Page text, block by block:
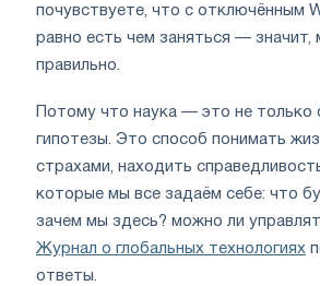
почувствуете, что с отключённым
равно есть чем заняться — значит,
правильно.
Потому что наука — это не
гипотезы. Это способ понимать
страхами, находить
которые мы все задаём себе: что
зачем мы здесь? можно ли
Журнал о глобальных технологиях
ответы.